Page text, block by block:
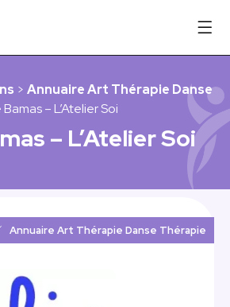
> Annuaire Art Thérapie Danse
– L’Atelier Soi
– L’Atelier Soi
Annuaire Art Thérapie Danse Thérapie